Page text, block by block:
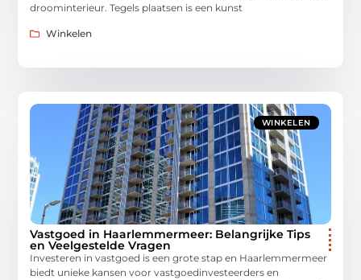
droominterieur. Tegels plaatsen is een kunst
Winkelen
WINKELEN
Vastgoed in Haarlemmermeer: Belangrijke Tips
en Veelgestelde Vragen
Investeren in vastgoed is een grote stap en Haarlemmermeer
biedt unieke kansen voor vastgoedinvesteerders en